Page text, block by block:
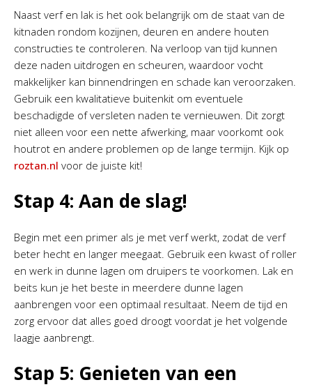
Naast verf en lak is het ook belangrijk om de staat van de
kitnaden rondom kozijnen, deuren en andere houten
constructies te controleren. Na verloop van tijd kunnen
deze naden uitdrogen en scheuren, waardoor vocht
makkelijker kan binnendringen en schade kan veroorzaken.
Gebruik een kwalitatieve buitenkit om eventuele
beschadigde of versleten naden te vernieuwen. Dit zorgt
niet alleen voor een nette afwerking, maar voorkomt ook
houtrot en andere problemen op de lange termijn. Kijk op
roztan.nl voor de juiste kit!
Stap 4: Aan de slag!
Begin met een primer als je met verf werkt, zodat de verf
beter hecht en langer meegaat. Gebruik een kwast of roller
en werk in dunne lagen om druipers te voorkomen. Lak en
beits kun je het beste in meerdere dunne lagen
aanbrengen voor een optimaal resultaat. Neem de tijd en
zorg ervoor dat alles goed droogt voordat je het volgende
laagje aanbrengt.
Stap 5: Genieten van een